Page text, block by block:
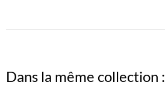
Dans la même collection :